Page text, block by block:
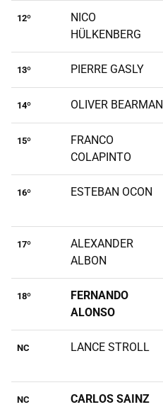
12º
NICO
HÜLKENBERG
13º PIERRE GASLY
14º OLIVER BEARMAN
15º
FRANCO
COLAPINTO
16º ESTEBAN OCON
17º
ALEXANDER
ALBON
18º
FERNANDO
ALONSO
NC LANCE STROLL
NC CARLOS SAINZ